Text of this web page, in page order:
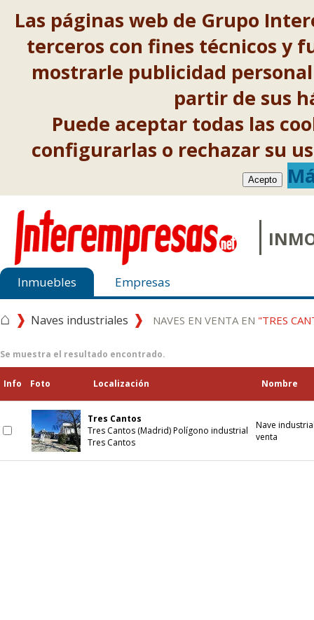
Las páginas web de Grupo
terceros con fines técnicos y
mostrarle publicidad
partir de sus
Puede aceptar todas las
configurarlas o rechazar su
Acepto
Inmuebles Empresas
⌂ Naves industriales NAVES EN VENTA EN "TRES
Se muestra el resultado encontrado.
Info Foto Localización Nombre
Tres Cantos
Tres Cantos (Madrid) Polígono industrial
Tres Cantos
Nave
venta